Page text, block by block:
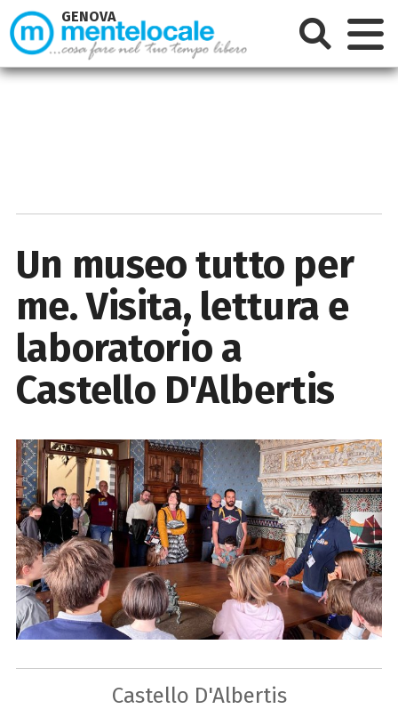
Un museo tutto per
me. Visita, lettura e
laboratorio a
Castello D'Albertis
Castello D'Albertis
GENOVA